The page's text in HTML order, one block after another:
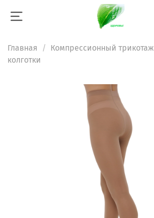
Главная Компрессионный трикотаж
колготки